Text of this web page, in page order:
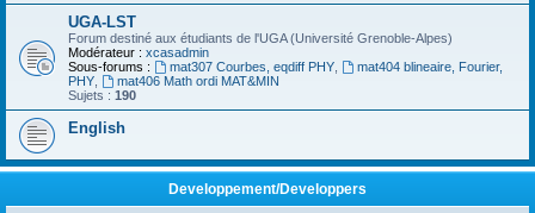
UGA-LST
Forum destiné aux étudiants de l'UGA (Université Grenoble-Alpes)
Modérateur : xcasadmin
Sous-forums :
mat307 Courbes, eqdiff PHY,
mat404 blineaire, Fourier,
PHY
mat406 Math ordi MAT&MIN
Sujets : 190
English
Developpement/Developpers